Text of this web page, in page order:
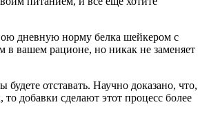
дневную норму белка шейкером с
в вашем рационе, но никак не заменяет
отставать. Научно доказано, что,
добавки сделают этот процесс более